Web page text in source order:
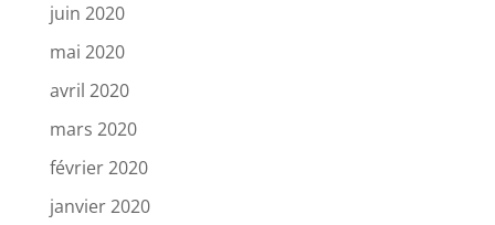
juin 2020
mai 2020
avril 2020
mars 2020
février 2020
janvier 2020